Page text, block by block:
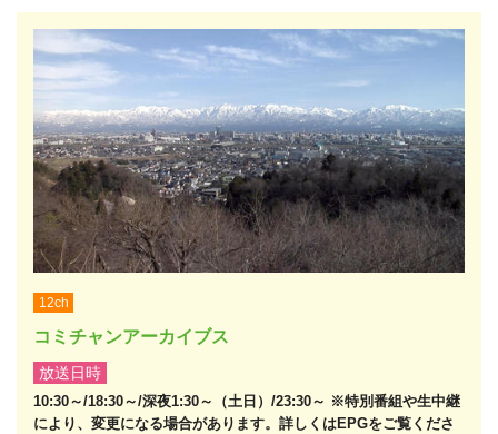
12ch
コミチャンアーカイブス
放送日時
10:30～/18:30～/深夜1:30～（土日）/23:30～ ※特別番組や生中継
により、変更になる場合があります。詳しくはEPGをご覧くださ